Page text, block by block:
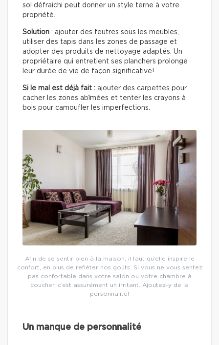
sol défraichi peut donner un style terne à votre
propriété.
Solution : ajouter des feutres sous les meubles,
utiliser des tapis dans les zones de passage et
adopter des produits de nettoyage adaptés. Un
propriétaire qui entretient ses planchers prolonge
leur durée de vie de façon significative!
Si le mal est déjà fait : ajouter des carpettes pour
cacher les zones abîmées et tenter les crayons à
bois pour camoufler les imperfections.
Afin de se sentir bien à la maison, il faut qu’elle inspire le
confort, en plus de refléter nos goûts. Si vous ne vous sentez
pas confortable dans votre salon ou votre chambre à
coucher, c’est assurément un irritant. Ajoutez-y de la
personnalité!
Un manque de personnalité